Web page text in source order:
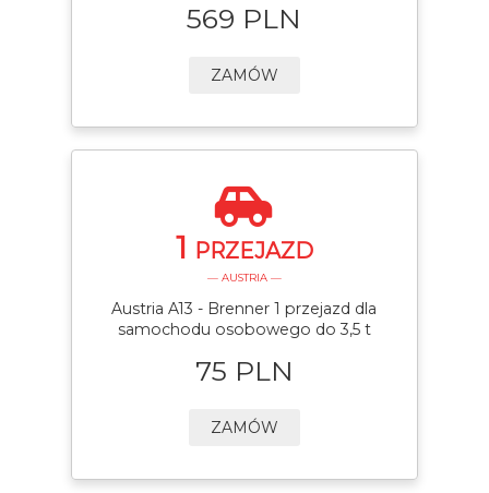
569 PLN
ZAMÓW
1 PRZEJAZD
— AUSTRIA —
Austria A13 - Brenner 1 przejazd dla
samochodu osobowego do 3,5 t
75 PLN
ZAMÓW